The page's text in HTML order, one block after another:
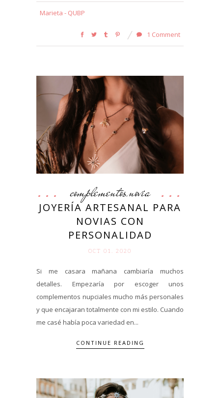
Marieta - QUBP
1 Comment
complementos,novia
JOYERÍA ARTESANAL PARA
NOVIAS CON
PERSONALIDAD
OCT 01. 2020
Si me casara mañana cambiaría muchos
detalles. Empezaría por escoger unos
complementos nupciales mucho más personales
y que encajaran totalmente con mi estilo. Cuando
me casé había poca variedad en...
CONTINUE READING